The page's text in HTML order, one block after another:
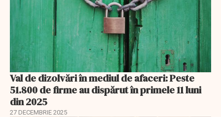
Val de dizolvări în mediul de afaceri: Peste
51.800 de firme au dispărut în primele 11 luni
din 2025
27 DECEMBRIE 2025